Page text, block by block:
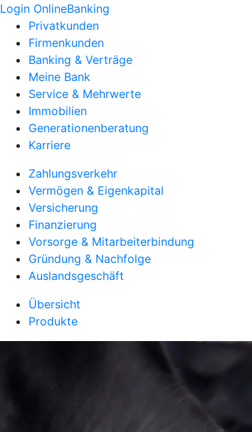
Login OnlineBanking
Privatkunden
Firmenkunden
Banking & Verträge
Meine Bank
Service & Mehrwerte
Immobilien
Generationenberatung
Karriere
Zahlungsverkehr
Vermögen & Eigenkapital
Versicherung
Finanzierung
Vorsorge & Mitarbeiterbindung
Gründung & Nachfolge
Auslandsgeschäft
Übersicht
Produkte